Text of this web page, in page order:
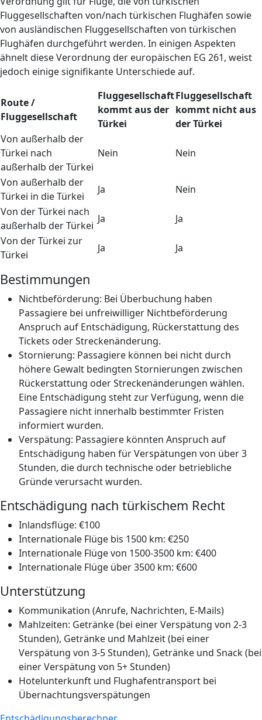
Fluggesellschaften von/nach türkischen Flughäfen sowie
von ausländischen Fluggesellschaften von türkischen
Flughäfen durchgeführt werden. In einigen Aspekten
ähnelt diese Verordnung der europäischen EG 261, weist
jedoch einige signifikante Unterschiede auf.
Route /
Fluggesellschaft
Fluggesellschaft
kommt aus der
Türkei
Fluggesellschaft
kommt nicht aus
der Türkei
Von außerhalb der
Türkei nach
außerhalb der Türkei
Nein Nein
Von außerhalb der
Türkei in die Türkei
Ja
Nein
Von der Türkei nach
außerhalb der Türkei
Ja
Ja
Von der Türkei zur
Türkei
Ja Ja
Bestimmungen
Nichtbeförderung: Bei Überbuchung haben
Passagiere bei unfreiwilliger Nichtbeförderung
Anspruch auf Entschädigung, Rückerstattung des
Tickets oder Streckenänderung.
Stornierung: Passagiere können bei nicht durch
höhere Gewalt bedingten Stornierungen zwischen
Rückerstattung oder Streckenänderungen wählen.
Eine Entschädigung steht zur Verfügung, wenn die
Passagiere nicht innerhalb bestimmter Fristen
informiert wurden.
Verspätung: Passagiere könnten Anspruch auf
Entschädigung haben für Verspätungen von über 3
Stunden, die durch technische oder betriebliche
Gründe verursacht wurden.
Entschädigung nach türkischem Recht
Inlandsflüge: €100
Internationale Flüge bis 1500 km: €250
Internationale Flüge von 1500-3500 km: €400
Internationale Flüge über 3500 km: €600
Unterstützung
Kommunikation (Anrufe, Nachrichten, E-Mails)
Mahlzeiten: Getränke (bei einer Verspätung von 2-3
Stunden), Getränke und Mahlzeit (bei einer
Verspätung von 3-5 Stunden), Getränke und Snack (bei
einer Verspätung von 5+ Stunden)
Hotelunterkunft und Flughafentransport bei
Übernachtungsverspätungen